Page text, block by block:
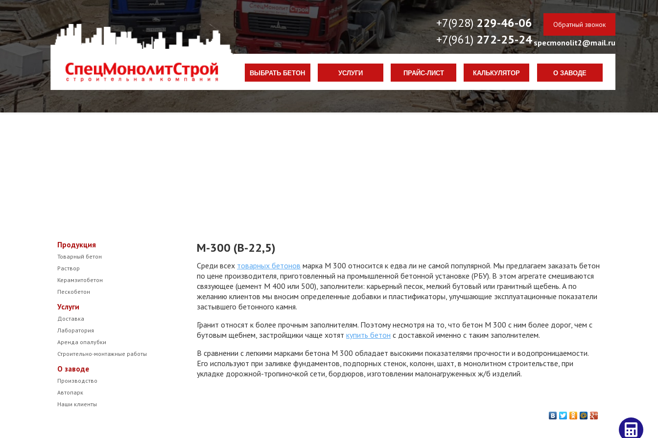
+7(928) 229-46-06
+7(961) 272-25-24
Обратный звонок
specmonolit2@mail.ru
ВЫБРАТЬ БЕТОН УСЛУГИ ПРАЙС-ЛИСТ КАЛЬКУЛЯТОР О ЗАВОДЕ
Продукция
Товарный бетон
Раствор
Керамзитобетон
Пескобетон
Услуги
Доставка
Лаборатория
Аренда опалубки
Строительно-монтажные работы
О заводе
Производство
Автопарк
Наши клиенты
М-300 (В-22,5)
Среди всех товарных бетонов марка М 300 относится к едва ли не самой популярной. Мы предлагаем заказать бетон
по цене производителя, приготовленный на промышленной бетонной установке (РБУ). В этом агрегате смешиваются
связующее (цемент М 400 или 500), заполнители: карьерный песок, мелкий бутовый или гранитный щебень. А по
желанию клиентов мы вносим определенные добавки и пластификаторы, улучшающие эксплуатационные показатели
застывшего бетонного камня.
Гранит относят к более прочным заполнителям. Поэтому несмотря на то, что бетон М 300 с ним более дорог, чем с
бутовым щебнем, застройщики чаще хотят купить бетон с доставкой именно с таким заполнителем.
В сравнении с легкими марками бетона М 300 обладает высокими показателями прочности и водопроницаемости.
Его используют при заливке фундаментов, подпорных стенок, колонн, шахт, в монолитном строительстве, при
укладке дорожной-тропиночкой сети, бордюров, изготовлении малонагруженных ж/б изделий.